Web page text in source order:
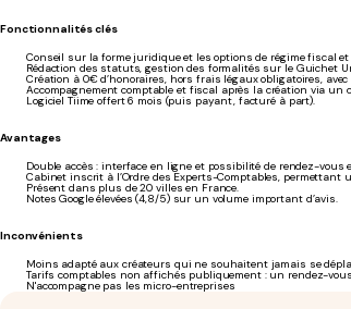
Fonctionnalités clés
Conseil sur la forme juridique et les options de régime fiscal et
Rédaction des statuts, gestion des formalités sur le Guichet
Création à 0€ d’honoraires, hors frais légaux obligatoires,
Accompagnement comptable et fiscal après la création via un
Logiciel Tiime offert 6 mois (puis payant, facturé à part).
Avantages
Double accès : interface en ligne et possibilité de rendez-vous
Cabinet inscrit à l’Ordre des Experts-Comptables,
Présent dans plus de 20 villes en France.
Notes Google élevées (4,8/5) sur un volume important d’avis.
Inconvénients
Moins adapté aux créateurs qui ne souhaitent jamais se
Tarifs comptables non affichés publiquement : un rendez-
N'accompagne pas les micro-entreprises